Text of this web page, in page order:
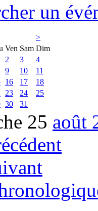
un
>
Ven Sam Dim
2 3
4
9 10
11
16 17
18
23 24
25
30 31
25 août